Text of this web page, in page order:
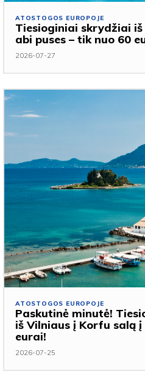
ATOSTOGOS EUROPOJE
Tiesioginiai skrydžiai
abi puses – tik nuo 60
2026-07-27
ATOSTOGOS EUROPOJE
Paskutinė minutė!
iš Vilniaus į Korfu salą į
eurai!
2026-07-25